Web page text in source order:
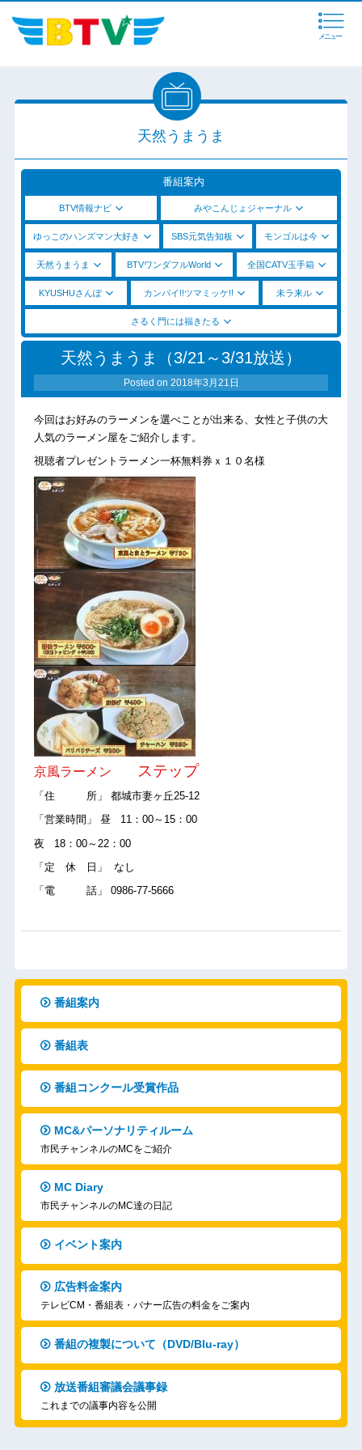
メニュー
天然うまうま
番組案内
BTV情報ナビ みやこんじょジャーナル
ゆっこのハンズマン大好き SBS元気告知板 モンゴルは今
天然うまうま BTVワンダフルWorld 全国CATV玉手箱
KYUSHUさんぽ カンパイ!!ツマミッケ!! 未ラ来ル
さるく門には福きたる
天然うまうま（3/21～3/31放送）
Posted on 2018年3月21日
今回はお好みのラーメンを選べことが出来る、女性と子供の大
人気のラーメン屋をご紹介します。
視聴者プレゼントラーメン一杯無料券ｘ１０名様
京風ラーメン ステップ
「住 所」 都城市妻ヶ丘25-12
「営業時間」 昼 11：00～15：00
夜 18：00～22：00
「定 休 日」 なし
「電 話」 0986-77-5666
番組案内
番組表
番組コンクール受賞作品
MC&パーソナリティルーム
市民チャンネルのMCをご紹介
MC Diary
市民チャンネルのMC達の日記
イベント案内
広告料金案内
テレビCM・番組表・バナー広告の料金をご案内
番組の複製について（DVD/Blu-ray）
放送番組審議会議事録
これまでの議事内容を公開